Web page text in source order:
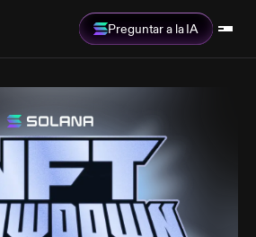
Preguntar a la IA